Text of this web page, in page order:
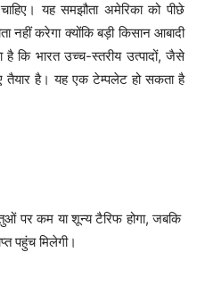
यह समझौता अमेरिका को पीछे
करेगा क्योंकि बड़ी किसान आबादी
है कि भारत उच्च-स्तरीय उत्पादों, जैसे
तैयार है। यह एक टेम्पलेट हो सकता है
पर कम या शून्य टैरिफ होगा, जबकि
पहुंच मिलेगी।